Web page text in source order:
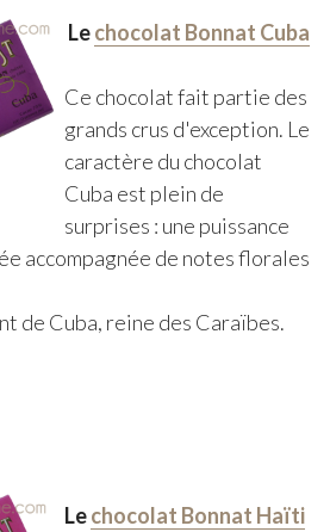
Lechocolat Bonnat Cuba
Ce chocolat fait partie des
grands crus d'exception. Le
caractère du chocolat
Cuba est plein de
surprises : une puissance
accompagnée de notes florales
de Cuba, reine des Caraïbes.
Lechocolat Bonnat Haïti